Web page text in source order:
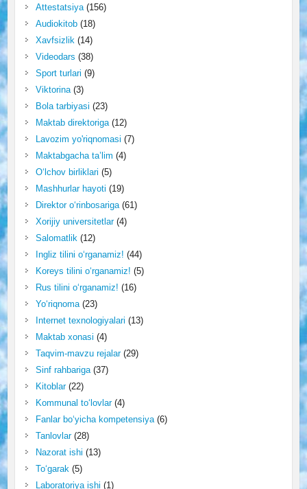
Attestatsiya(156)
Audiokitob(18)
Xavfsizlik(14)
Videodars (38)
Sport turlari (9)
Viktorina(3)
Bola tarbiyasi (23)
Maktab direktoriga(12)
Lavozim yo'riqnomasi (7)
Maktabgacha ta’lim (4)
O‘lchov birliklari (5)
Mashhurlar hayoti (19)
Direktor o‘rinbosariga(61)
Xorijiy universitetlar(4)
Salomatlik(12)
Ingliz tilini o‘rganamiz! (44)
Koreys tilini o‘rganamiz! (5)
Rus tilini o‘rganamiz! (16)
Yo‘riqnoma(23)
Internet texnologiyalari (13)
Maktab xonasi (4)
Taqvim-mavzu rejalar(29)
Sinf rahbariga(37)
Kitoblar(22)
Kommunal to‘lovlar(4)
Fanlar bo‘yicha kompetensiya(6)
Tanlovlar(28)
Nazorat ishi (13)
To‘garak(5)
Laboratoriya ishi (1)